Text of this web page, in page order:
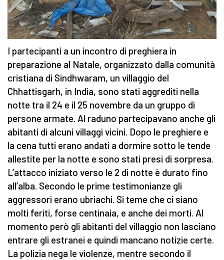
I partecipanti a un incontro di preghiera in
preparazione al Natale, organizzato dalla comunità
cristiana di Sindhwaram, un villaggio del
Chhattisgarh, in India, sono stati aggrediti nella
notte tra il 24 e il 25 novembre da un gruppo di
persone armate. Al raduno partecipavano anche gli
abitanti di alcuni villaggi vicini. Dopo le preghiere e
la cena tutti erano andati a dormire sotto le tende
allestite per la notte e sono stati presi di sorpresa.
L’attacco iniziato verso le 2 di notte è durato fino
all’alba. Secondo le prime testimonianze gli
aggressori erano ubriachi. Si teme che ci siano
molti feriti, forse centinaia, e anche dei morti. Al
momento però gli abitanti del villaggio non lasciano
entrare gli estranei e quindi mancano notizie certe.
La polizia nega le violenze, mentre secondo il